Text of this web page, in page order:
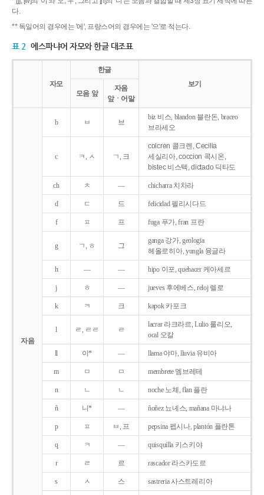
다.
** 독일어의 경우에는 '에', 프랑스어의 경우에는 '으'로 적는다.
표 2 에스파냐어 자모와 한글 대조표
자모
한글
보기
모음 앞
자음
앞ㆍ어말
자음
b ㅂ 브
biz 비스, blandon 블란돈, braceo
브라세오
c ㅋ, ㅅ ㄱ, 크
colcren 콜크렌, Cecilia
세실리아, coccion 콕시온,
bistec 비스텍, dictado 딕타도
ch ㅊ ― chicharra 치차라
d ㄷ 드 felicidad 펠리시다드
f ㅍ 프 fuga 푸가, fran 프란
g ㄱ, ㅎ 그
ganga 강가, geologia
헤올로히아, yungla 융글라
h ― ― hipo 이포, quehacer 케아세르
j ㅎ ― jueves 후에베스, reloj 렐로
k ㅋ 크 kapok 카포크
l ㄹ, ㄹㄹ ㄹ
lacrar 라크라르, Lulio 룰리오,
ocal 오칼
ll 이* ― llama 야마, lluvia 유비아
m ㅁ ㅁ membrete 멤브레테
n ㄴ ㄴ noche 노체, flan 플란
ñ 니* ― ñoñez 뇨녜스, mañana 마냐나
p ㅍ ㅂ, 프 pepsina 펩시나, plantón 플란톤
q ㅋ ― quisquilla 키스키야
r ㄹ 르 rascador 라스카도르
s ㅅ 스 sastreria 사스트레리아